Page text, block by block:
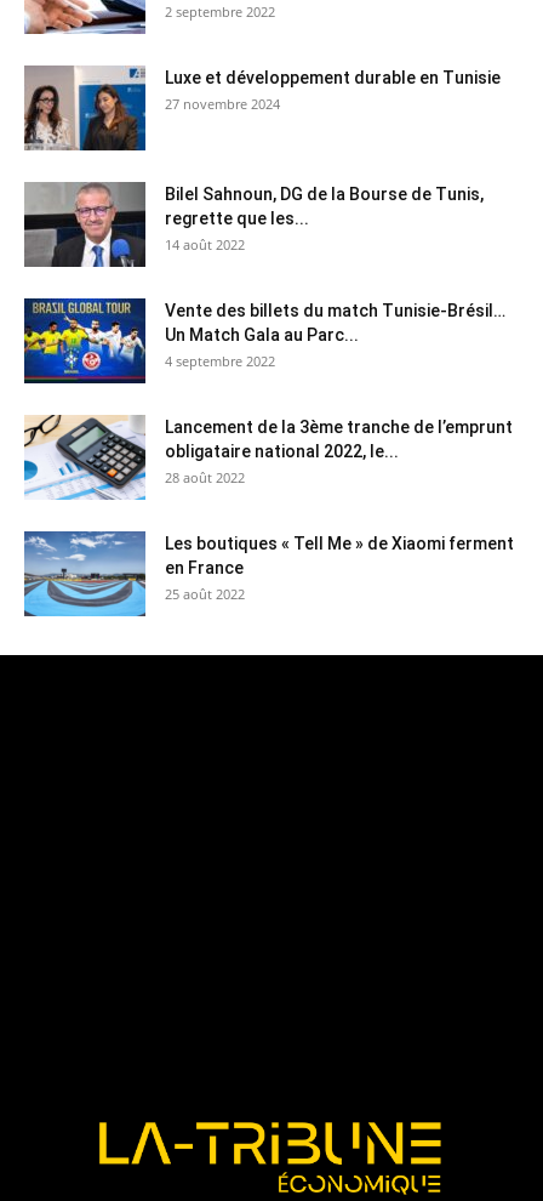
2 septembre 2022
Luxe et développement durable en Tunisie
27 novembre 2024
Bilel Sahnoun, DG de la Bourse de Tunis,
regrette que les...
14 août 2022
Vente des billets du match Tunisie-Brésil…
Un Match Gala au Parc...
4 septembre 2022
Lancement de la 3ème tranche de l’emprunt
obligataire national 2022, le...
28 août 2022
Les boutiques « Tell Me » de Xiaomi ferment
en France
25 août 2022